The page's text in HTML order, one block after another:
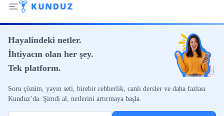
Hayalindeki netler.
İhtiyacın olan her şey.
Tek platform.
Soru çözüm, yayın seti, birebir rehberlik, canlı dersler ve daha fazlası
Kunduz’da. Şimdi al, netlerini artırmaya başla.